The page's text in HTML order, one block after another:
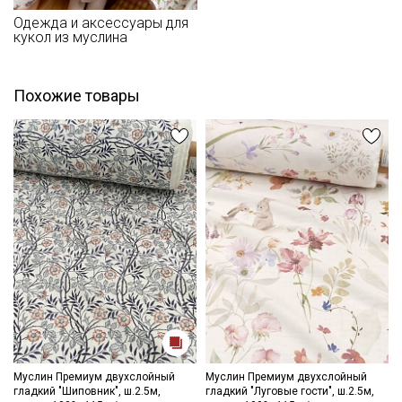
- сушить в подвешенном и расправленном состоянии
- гладить не рекомендуется, после глажки жатый эффект
цвета ткани в зависимости от настроек вашего монитора и в
зависимости от партии.
Одежда и аксессуары для
кукол из муслина
Похожие товары
Муслин Премиум двухслойный
гладкий "Шиповник", ш.2.5м,
Муслин Премиум двухслойный
гладкий "Луговые гости", ш.2.5м,
Секретная рассылка от Купава
Мы публикуем здесь дополнительные
промокоды и скидки до 30% на узкие